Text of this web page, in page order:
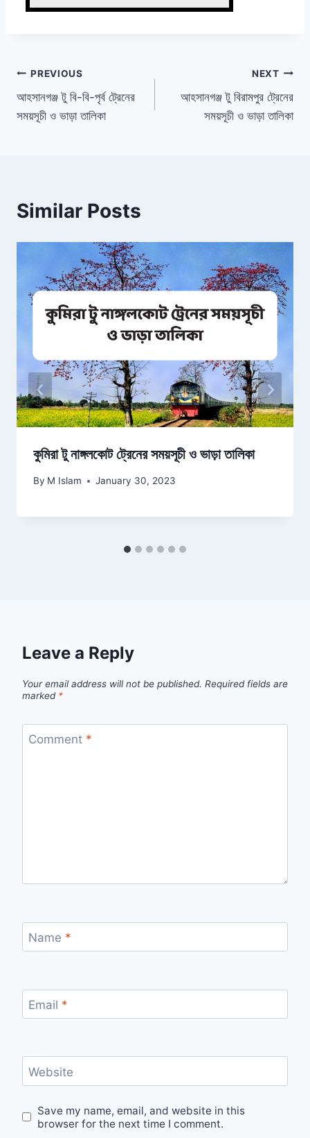
Post
navigation
PREVIOUS
আহসানগঞ্জ টু বি-বি-পৃর্ব ট্রেনের
সময়সূচী ও ভাড়া তালিকা
NEXT
আহসানগঞ্জ টু বিরামপুর ট্রেনের
সময়সূচী ও ভাড়া তালিকা
Similar Posts
কুমিরা টু নাঙ্গলকোট ট্রেনের সময়সূচী ও ভাড়া তালিকা
By M Islam January 30, 2023
Leave a Reply
Your email address will not be published. Required fields are
marked *
Comment *
Name *
Email *
Website
Save my name, email, and website in this
browser for the next time I comment.